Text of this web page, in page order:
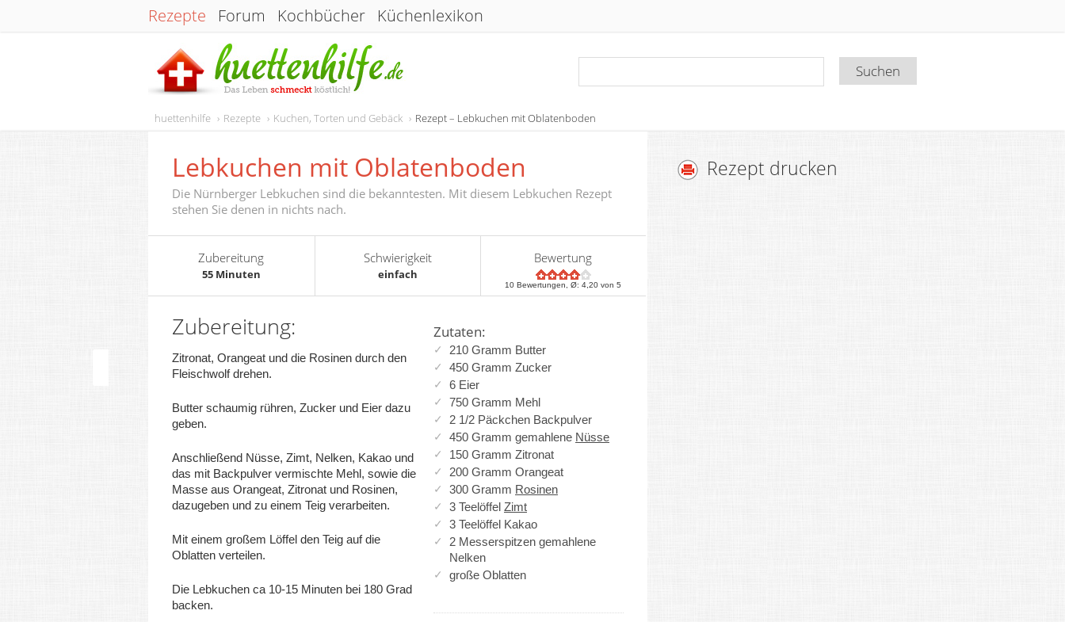
Rezepte Forum Kochbücher Küchenlexikon
huettenhilfe Rezepte Kuchen, Torten und Gebäck Rezept – Lebkuchen mit Oblatenboden
Lebkuchen mit Oblatenboden
Die Nürnberger Lebkuchen sind die bekanntesten. Mit diesem Lebkuchen Rezept
stehen Sie denen in nichts nach.
Zubereitung
55 Minuten
Schwierigkeit
einfach
Bewertung
10 Bewertungen, Ø:4,20 von 5
Zutaten:
210 Gramm Butter
450 Gramm Zucker
6 Eier
750 Gramm Mehl
2 1/2 Päckchen Backpulver
450 Gramm gemahlene Nüsse
150 Gramm Zitronat
200 Gramm Orangeat
300 Gramm Rosinen
3 Teelöffel Zimt
3 Teelöffel Kakao
2 Messerspitzen gemahlene
Nelken
große Oblatten
Zubereitung:
Zitronat, Orangeat und die Rosinen durch den
Fleischwolf drehen.
Butter schaumig rühren, Zucker und Eier dazu
geben.
Anschließend Nüsse, Zimt, Nelken, Kakao und
das mit Backpulver vermischte Mehl, sowie die
Masse aus Orangeat, Zitronat und Rosinen,
dazugeben und zu einem Teig verarbeiten.
Mit einem großem Löffel den Teig auf die
Oblatten verteilen.
Die Lebkuchen ca 10-15 Minuten bei 180 Grad
backen.
Rezept drucken